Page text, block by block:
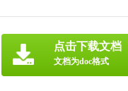
点击下载文档
文档为doc格式